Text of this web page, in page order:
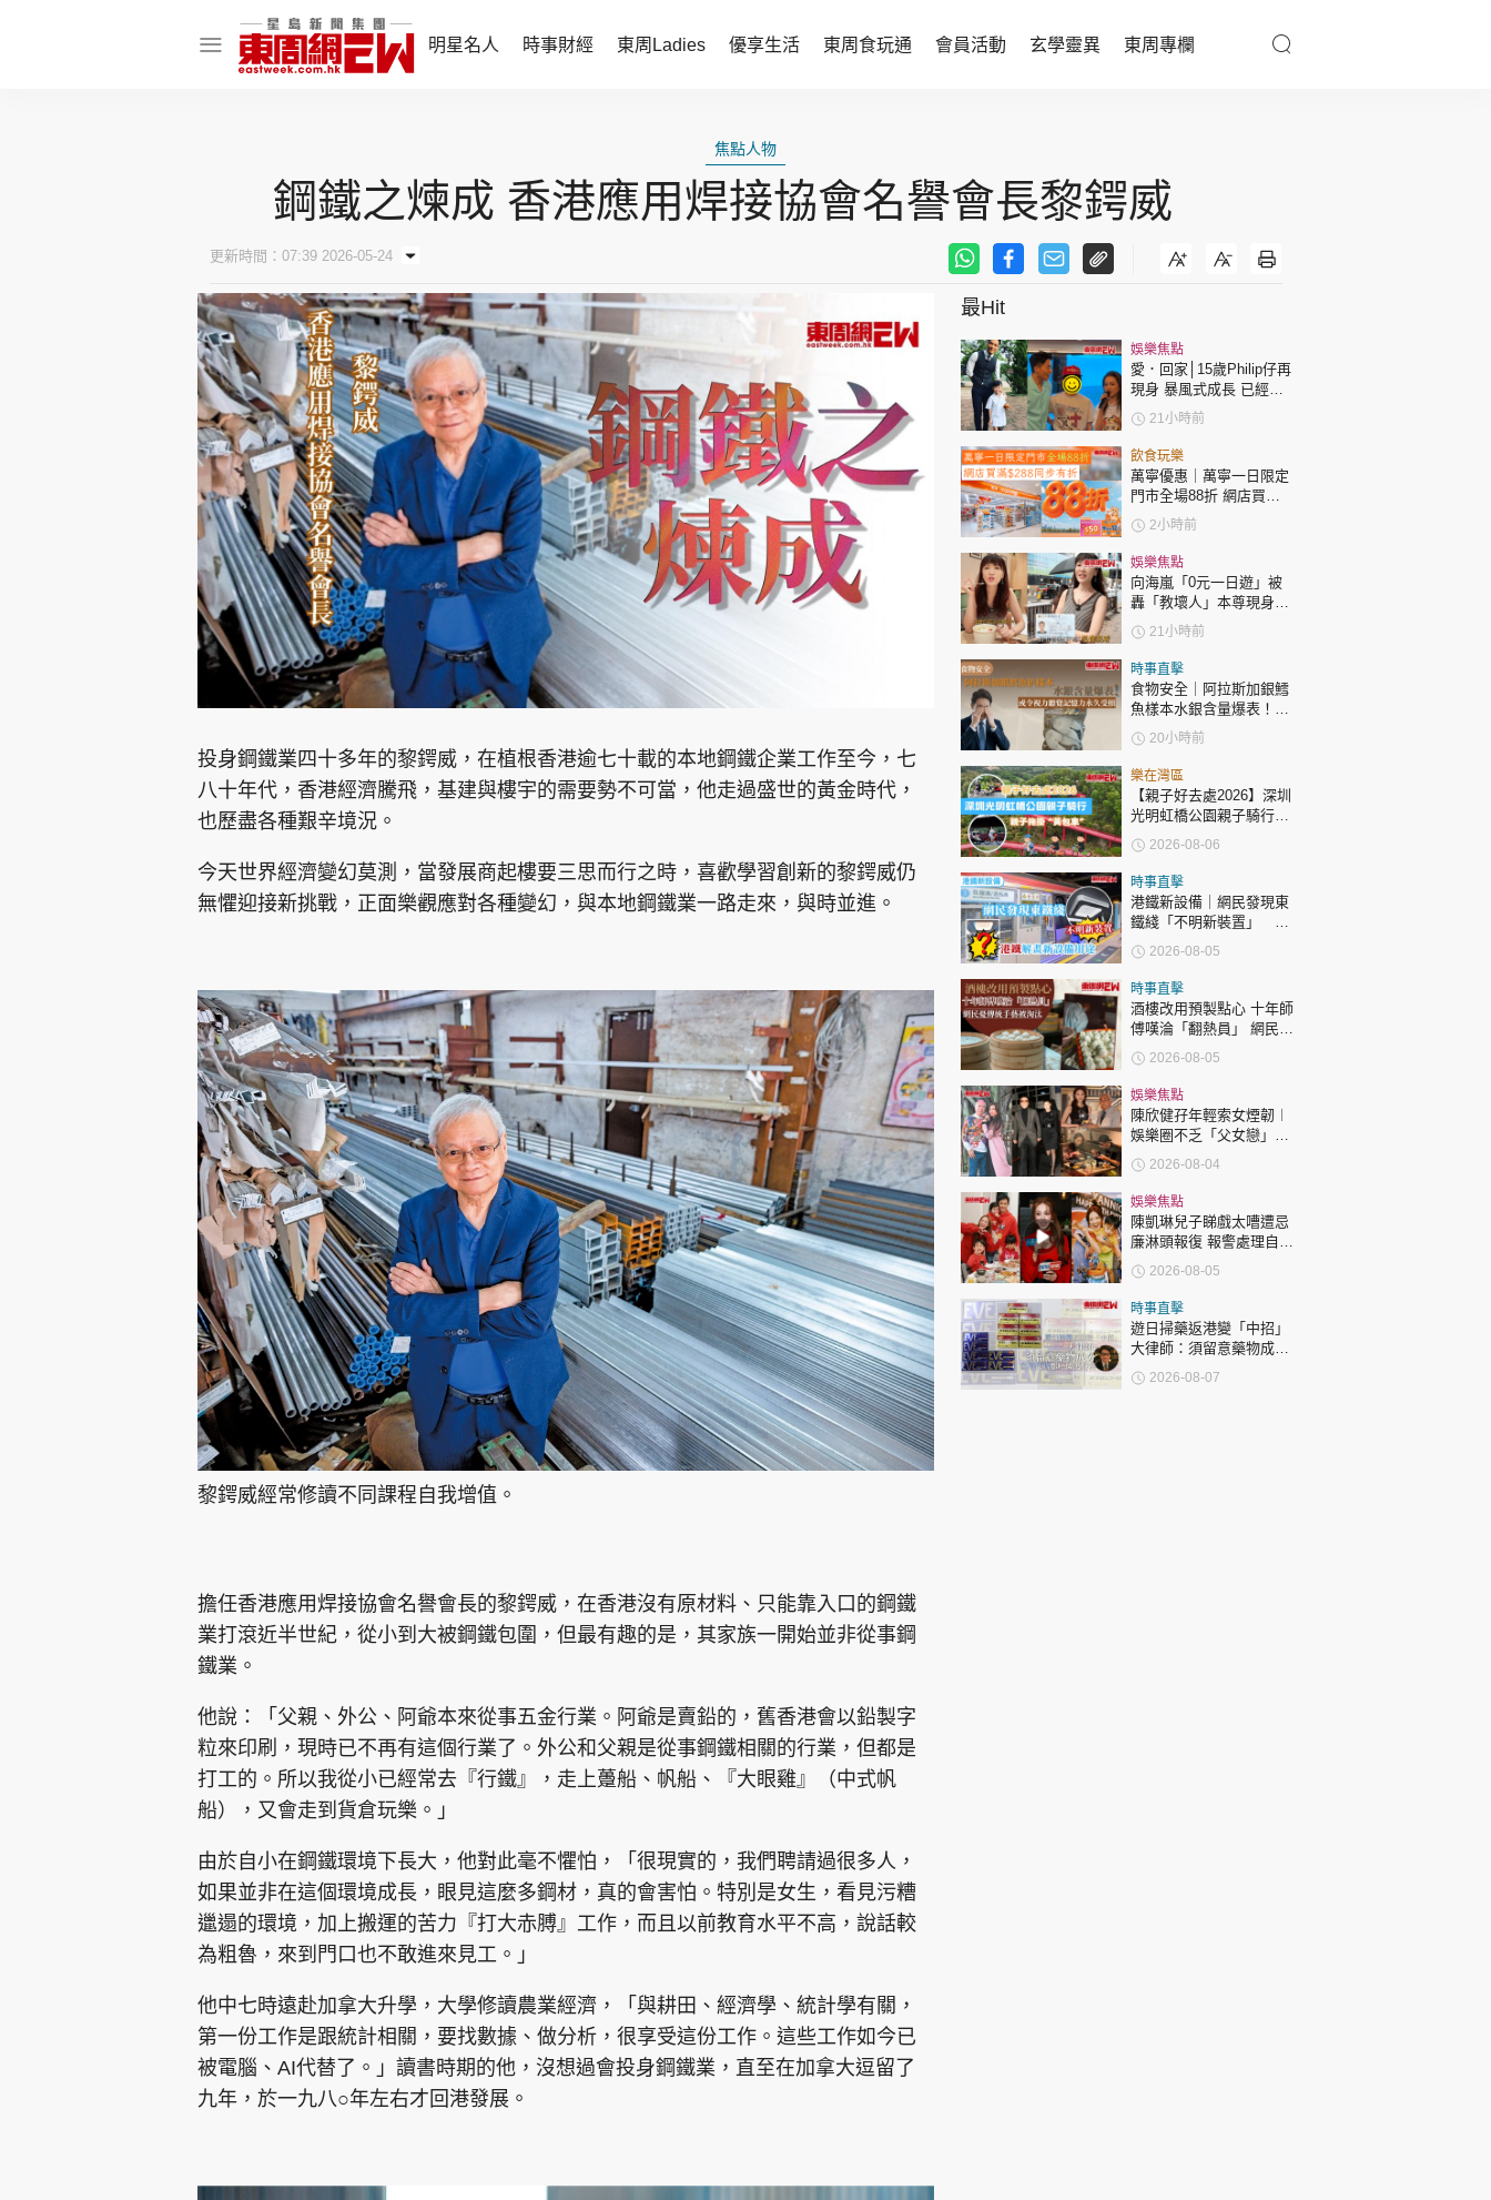
明星名人 時事財經 東周Ladies 優享生活 東周食玩通 會員活動 玄學靈異 東周專欄
話題人物
東姑熱話
財經智庫
她世代力量
時尚生活 親子天地
與寵同行
東周食玩通
樂在灣區
飲食玩樂
會員活動
東周JETSO 東勝運程
智富天下 李居明
神機妙算 李丞責
緣來有理 麥玲玲
鬼靈精怪 威師兄
東周專欄
娛樂名人
文化藝術
時政財經
健康生活
飲食旅遊
集團旗下品牌
東周刊 cazbuyer 東Touch PCM 電腦廣場 星島頭條 星島日報 頭條日報 星島環球 The Standard
Oh!爸媽 JobMarket 頭條搵工 EDUPLUS
Copyright © 東周網 版權所有 . 不得轉載 ©Eastweek.com.hk. All rights reserved.
焦點人物
鋼鐵之煉成 香港應用焊接協會名譽會長黎鍔威
更新時間：07:39 2026-05-24
投身鋼鐵業四十多年的黎鍔威，在植根香港逾七十載的本地鋼鐵企業工作至今，七
八十年代，香港經濟騰飛，基建與樓宇的需要勢不可當，他走過盛世的黃金時代，
也歷盡各種艱辛境況。
今天世界經濟變幻莫測，當發展商起樓要三思而行之時，喜歡學習創新的黎鍔威仍
無懼迎接新挑戰，正面樂觀應對各種變幻，與本地鋼鐵業一路走來，與時並進。
黎鍔威經常修讀不同課程自我增值。
擔任香港應用焊接協會名譽會長的黎鍔威，在香港沒有原材料、只能靠入口的鋼鐵
業打滾近半世紀，從小到大被鋼鐵包圍，但最有趣的是，其家族一開始並非從事鋼
鐵業。
他說：「父親、外公、阿爺本來從事五金行業。阿爺是賣鉛的，舊香港會以鉛製字
粒來印刷，現時已不再有這個行業了。外公和父親是從事鋼鐵相關的行業，但都是
打工的。所以我從小已經常去『行鐵』，走上躉船、帆船、『大眼雞』（中式帆
船），又會走到貨倉玩樂。」
由於自小在鋼鐵環境下長大，他對此毫不懼怕，「很現實的，我們聘請過很多人，
如果並非在這個環境成長，眼見這麼多鋼材，真的會害怕。特別是女生，看見污糟
邋遢的環境，加上搬運的苦力『打大赤膊』工作，而且以前教育水平不高，說話較
為粗魯，來到門口也不敢進來見工。」
他中七時遠赴加拿大升學，大學修讀農業經濟，「與耕田、經濟學、統計學有關，
第一份工作是跟統計相關，要找數據、做分析，很享受這份工作。這些工作如今已
被電腦、AI代替了。」讀書時期的他，沒想過會投身鋼鐵業，直至在加拿大逗留了
九年，於一九八○年左右才回港發展。
最Hit
娛樂焦點
愛．回家│15歲Philip仔再
現身 暴風式成長 已經高
過「三太」樊亦敏！
21小時前
飲食玩樂
萬寧優惠｜萬寧一日限定
門市全場88折 網店買滿
$288同步有折
2小時前
娛樂焦點
向海嵐「0元一日遊」被
轟「教壞人」本尊現身回
應網民
21小時前
時事直擊
食物安全｜阿拉斯加銀鱈
魚樣本水銀含量爆表！或
令視力聽覺記憶力永久受
損
20小時前
樂在灣區
【親子好去處2026】深圳
光明虹橋公園親子騎行：
「電助力黃包車」2小時
環湖
2026-08-06
時事直擊
港鐵新設備｜網民發現東
鐵綫「不明新裝置」 港
鐵解畫新設備用途
2026-08-05
時事直擊
酒樓改用預製點心 十年師
傅嘆淪「翻熱員」 網民憂
傳統手藝被淘汰
2026-08-05
娛樂焦點
陳欣健孖年輕索女煙韌︱
娛樂圈不乏「父女戀」
「爺孫戀」 年齡差距最大
達51歲 最受矚目有李龍
基謝賢
2026-08-04
娛樂焦點
陳凱琳兒子睇戲太嘈遭忌
廉淋頭報復 報警處理自責
護子不力 歐錦棠陳倩揚齊
表態「媽媽有責任」
2026-08-05
時事直擊
遊日掃藥返港變「中招」
大律師：須留意藥物成分
自用代購都唔係護身符
2026-08-07